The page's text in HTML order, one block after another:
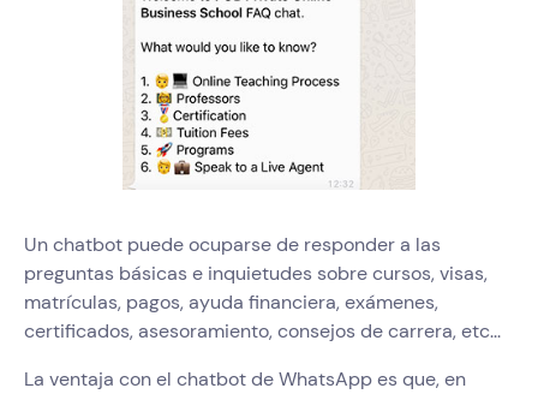
Un chatbot puede ocuparse de responder a las
preguntas básicas e inquietudes sobre cursos, visas,
matrículas, pagos, ayuda financiera, exámenes,
certificados, asesoramiento, consejos de carrera, etc...
La ventaja con el chatbot de WhatsApp es que, en